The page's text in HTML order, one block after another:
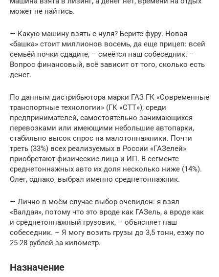
может не найтись.
— Какую машину взять с нуля? Берите фуру. Новая
«башка» стоит миллионов восемь, да еще прицеп: всей
семьёй почки сдадите, – смеётся наш собеседник. –
Вопрос финансовый, всё зависит от того, сколько есть
денег.
По данным дистрибьютора марки ГАЗ ГК «Современные
транспортные технологии» (ГК «СТТ»), среди
предпринимателей, самостоятельно занимающихся
перевозками или имеющими небольшие автопарки,
стабильно высок спрос на малотоннажники. Почти
треть (33%) всех реализуемых в России «ГАЗелей»
приобретают физические лица и ИП. В сегменте
среднетоннажных авто их доля несколько ниже (14%).
Олег, однако, выбрал именно среднетоннажник.
— Лично в моём случае выбор очевиден: я взял
«Валдая», потому что это вроде как ГАЗель, а вроде как
и среднетоннажный грузовик, – объясняет наш
собеседник. – Я могу возить грузы до 3,5 тонн, езжу по
25-28 рублей за километр.
Назначение